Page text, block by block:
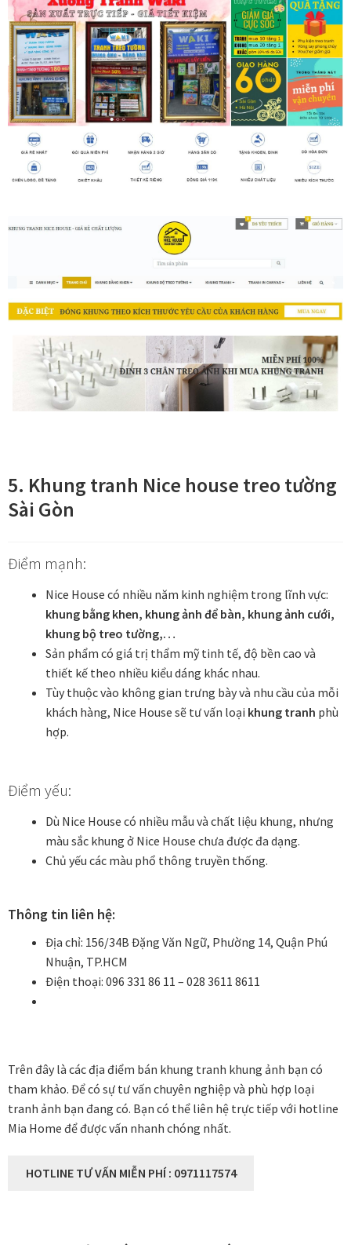
Ưu đãi tranh in
Ưu đãi tranh sơn dầu
Ưu đãi tranh sơn mài
Vận Chuyển Giao Nhận
VIDEO
Xưởng in tranh
Xưởng tranh Mia Home
5. Khung tranh Nice house treo tường
Sài Gòn
Điểm mạnh:
Nice House có nhiều năm kinh nghiệm trong lĩnh vực:
khung bằng khen, khung ảnh để bàn, khung ảnh cưới,
khung bộ treo tường,…
Sản phẩm có giá trị thẩm mỹ tinh tế, độ bền cao và
thiết kế theo nhiều kiểu dáng khác nhau.
Tùy thuộc vào không gian trưng bày và nhu cầu của mỗi
khách hàng, Nice House sẽ tư vấn loại khung tranh phù
hợp.
Điểm yếu:
Dù Nice House có nhiều mẫu và chất liệu khung, nhưng
màu sắc khung ở Nice House chưa được đa dạng.
Chủ yếu các màu phổ thông truyền thống.
Thông tin liên hệ:
Địa chỉ: 156/34B Đặng Văn Ngữ, Phường 14, Quận Phú
Nhuận, TP.HCM
Điện thoại: 096 331 86 11 – 028 3611 8611
Trên đây là các địa điểm bán khung tranh khung ảnh bạn có
tham khảo. Để có sự tư vấn chuyên nghiệp và phù hợp loại
tranh ảnh bạn đang có. Bạn có thể liên hệ trực tiếp với hotline
Mia Home để được vấn nhanh chóng nhất.
HOTLINE TƯ VẤN MIỄN PHÍ : 0971117574